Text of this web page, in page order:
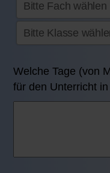
Welche Tage (von
für den Unterricht